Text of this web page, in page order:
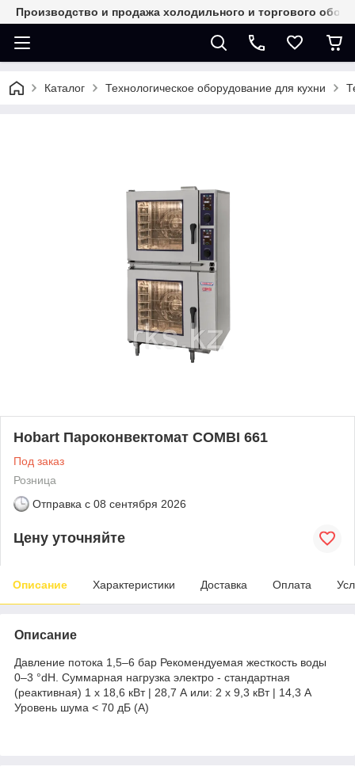
Производство и продажа холодильного и торгового
Каталог Технологическое оборудование для кухни
Hobart Пароконвектомат COMBI 661
Под заказ
Розница
Отправка с 08 сентября 2026
Цену уточняйте
Описание Характеристики Доставка Оплата
Описание
Давление потока 1,5–6 бар Рекомендуемая жесткость воды
0–3 °dH. Суммарная нагрузка электро - стандартная
(реактивная) 1 х 18,6 кВт | 28,7 А или: 2 x 9,3 кВт | 14,3 А
Уровень шума < 70 дБ (А)